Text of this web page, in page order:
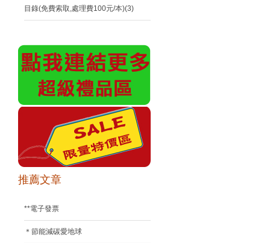
目錄(免費索取,處理費100元/本)(3)
推薦文章
**電子發票
＊節能減碳愛地球